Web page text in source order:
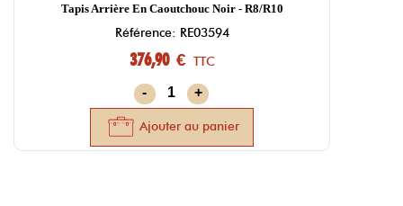
Tapis Arrière En Caoutchouc Noir - R8/R10
Référence: RE03594
376,90 € TTC
-
+
Ajouter au panier